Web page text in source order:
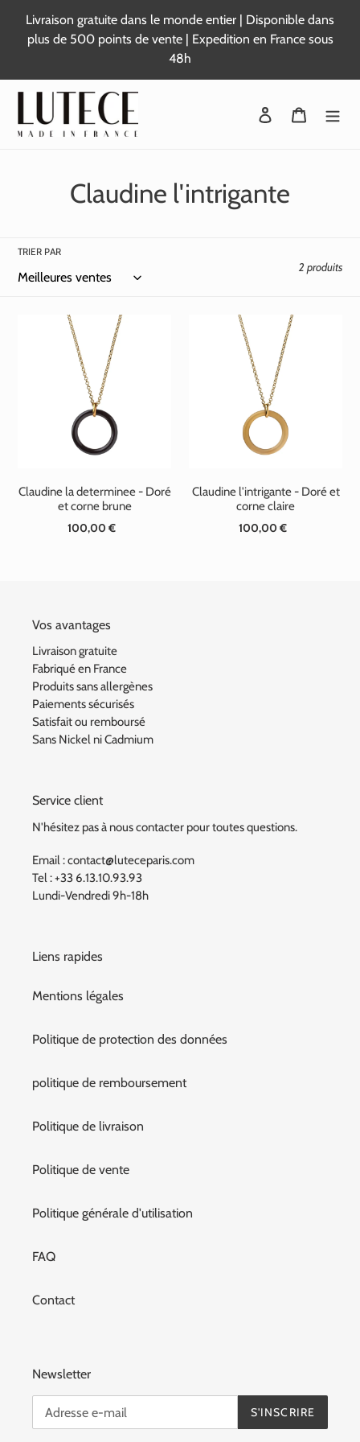
contenu
Livraison gratuite dans le monde entier | Disponible dans
plus de 500 points de vente | Expedition en France sous
48h
Se connecter
Panier
C
l
e
c
i
o
:
Claudine l'intrigante
TRIER PAR
2 produits
Claudine la determinee - Doré
et corne brune
Prix
100,00 €
Claudine l'intrigante - Doré et
corne claire
Prix
100,00 €
Vos avantages
Livraison gratuite
Fabriqué en France
Produits sans allergènes
Paiements sécurisés
Satisfait ou remboursé
Sans Nickel ni Cadmium
Service client
N'hésitez pas à nous contacter pour toutes questions.
Email : contact@luteceparis.com
Tel : +33 6.13.10.93.93
Lundi-Vendredi 9h-18h
Liens rapides
Mentions légales
Politique de protection des données
politique de remboursement
Politique de livraison
Politique de vente
Politique générale d'utilisation
FAQ
Contact
Newsletter
S'INSCRIRE